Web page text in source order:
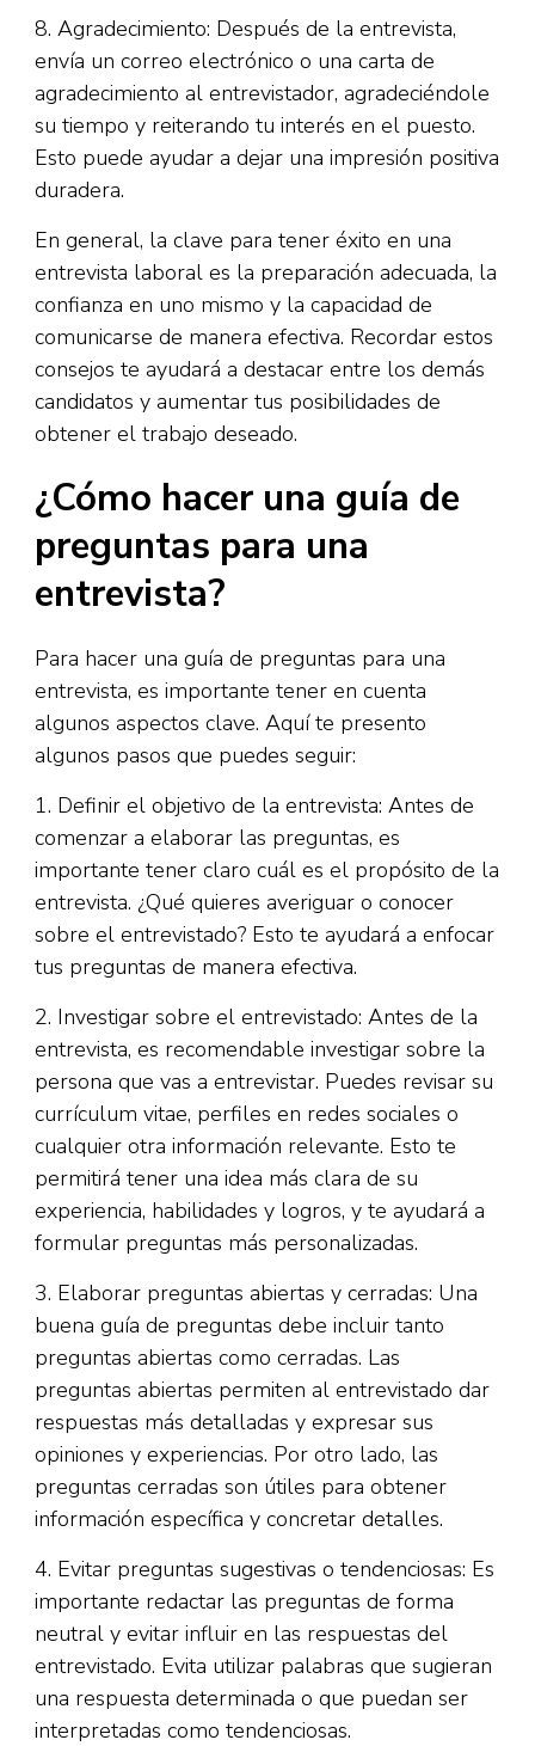
8. Agradecimiento: Después de la entrevista,
envía un correo electrónico o una carta de
agradecimiento al entrevistador, agradeciéndole
su tiempo y reiterando tu interés en el puesto.
Esto puede ayudar a dejar una impresión positiva
duradera.
En general, la clave para tener éxito en una
entrevista laboral es la preparación adecuada, la
confianza en uno mismo y la capacidad de
comunicarse de manera efectiva. Recordar estos
consejos te ayudará a destacar entre los demás
candidatos y aumentar tus posibilidades de
obtener el trabajo deseado.
¿Cómo hacer una guía de
preguntas para una
entrevista?
Para hacer una guía de preguntas para una
entrevista, es importante tener en cuenta
algunos aspectos clave. Aquí te presento
algunos pasos que puedes seguir:
1. Definir el objetivo de la entrevista: Antes de
comenzar a elaborar las preguntas, es
importante tener claro cuál es el propósito de la
entrevista. ¿Qué quieres averiguar o conocer
sobre el entrevistado? Esto te ayudará a enfocar
tus preguntas de manera efectiva.
2. Investigar sobre el entrevistado: Antes de la
entrevista, es recomendable investigar sobre la
persona que vas a entrevistar. Puedes revisar su
currículum vitae, perfiles en redes sociales o
cualquier otra información relevante. Esto te
permitirá tener una idea más clara de su
experiencia, habilidades y logros, y te ayudará a
formular preguntas más personalizadas.
3. Elaborar preguntas abiertas y cerradas: Una
buena guía de preguntas debe incluir tanto
preguntas abiertas como cerradas. Las
preguntas abiertas permiten al entrevistado dar
respuestas más detalladas y expresar sus
opiniones y experiencias. Por otro lado, las
preguntas cerradas son útiles para obtener
información específica y concretar detalles.
4. Evitar preguntas sugestivas o tendenciosas: Es
importante redactar las preguntas de forma
neutral y evitar influir en las respuestas del
entrevistado. Evita utilizar palabras que sugieran
una respuesta determinada o que puedan ser
interpretadas como tendenciosas.